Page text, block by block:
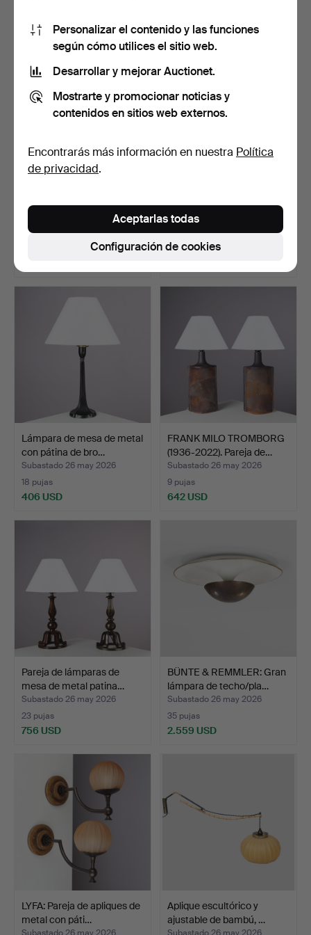
743 USD 607 USD
EVA & JOHANNES
ANDERSEN. Lámpara de
mesa c…
Subastado 26 may 2026
Lámpara de mesa Art déco
de bronce con pát…
Subastado 26 may 2026
23 pujas
Lámpara de mesa de metal
con pátina de bro…
Subastado 26 may 2026
18 pujas
406 USD
FRANK MILO TROMBORG
(1936-2022). Pareja de…
Subastado 26 may 2026
9 pujas
642 USD
Pareja de lámparas de
mesa de metal patina…
Subastado 26 may 2026
23 pujas
756 USD
BÜNTE & REMMLER: Gran
lámpara de techo/pla…
Subastado 26 may 2026
35 pujas
2.559 USD
LYFA: Pareja de apliques de
metal con páti…
Subastado 26 may 2026
Aplique escultórico y
ajustable de bambú, …
Subastado 26 may 2026
Personalizar el contenido y las funciones
según cómo utilices el sitio web.
Desarrollar y mejorar Auctionet.
Mostrarte y promocionar noticias y
contenidos en sitios web externos.
Encontrarás más información en nuestra Política
de privacidad.
Configuración de cookies
Aceptarlas todas